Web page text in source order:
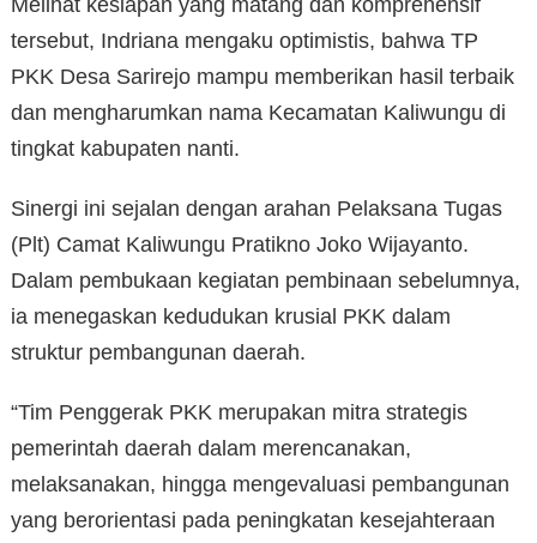
Melihat kesiapan yang matang dan komprehensif
tersebut, Indriana mengaku optimistis, bahwa TP
PKK Desa Sarirejo mampu memberikan hasil terbaik
dan mengharumkan nama Kecamatan Kaliwungu di
tingkat kabupaten nanti.
Sinergi ini sejalan dengan arahan Pelaksana Tugas
(Plt) Camat Kaliwungu Pratikno Joko Wijayanto.
Dalam pembukaan kegiatan pembinaan sebelumnya,
ia menegaskan kedudukan krusial PKK dalam
struktur pembangunan daerah.
“Tim Penggerak PKK merupakan mitra strategis
pemerintah daerah dalam merencanakan,
melaksanakan, hingga mengevaluasi pembangunan
yang berorientasi pada peningkatan kesejahteraan